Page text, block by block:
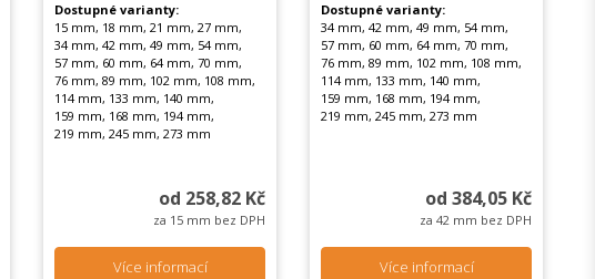
Dostupné varianty:
15 mm, 18 mm, 21 mm, 27 mm,
34 mm, 42 mm, 49 mm, 54 mm,
57 mm, 60 mm, 64 mm, 70 mm,
76 mm, 89 mm, 102 mm, 108 mm,
114 mm, 133 mm, 140 mm,
159 mm, 168 mm, 194 mm,
219 mm, 245 mm, 273 mm
od 258,82 Kč
za 15 mm bez DPH
Více informací
Dostupné varianty:
34 mm, 42 mm, 49 mm, 54 mm,
57 mm, 60 mm, 64 mm, 70 mm,
76 mm, 89 mm, 102 mm, 108 mm,
114 mm, 133 mm, 140 mm,
159 mm, 168 mm, 194 mm,
219 mm, 245 mm, 273 mm
od 384,05 Kč
za 42 mm bez DPH
Více informací